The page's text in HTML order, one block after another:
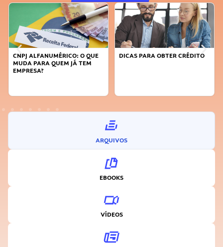
CNPJ ALFANUMÉRICO: O QUE
MUDA PARA QUEM JÁ TEM
EMPRESA?
DICAS PARA OBTER CRÉDITO
ARQUIVOS
EBOOKS
VÍDEOS